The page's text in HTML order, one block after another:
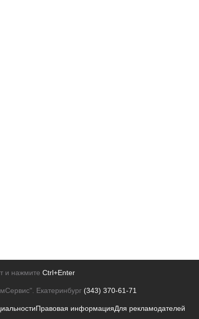
и нажмите Ctrl+Enter
Екатеринбург (343) 370-61-71
Правовая информацияДля рекламодателей